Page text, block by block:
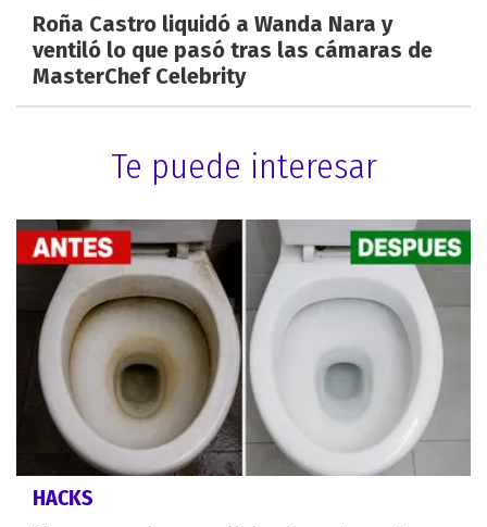
Roña Castro liquidó a Wanda Nara y
ventiló lo que pasó tras las cámaras de
MasterChef Celebrity
Te puede interesar
HACKS